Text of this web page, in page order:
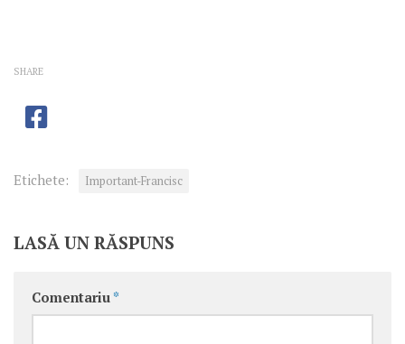
SHARE
Etichete: Important-Francisc
LASĂ UN RĂSPUNS
Comentariu *